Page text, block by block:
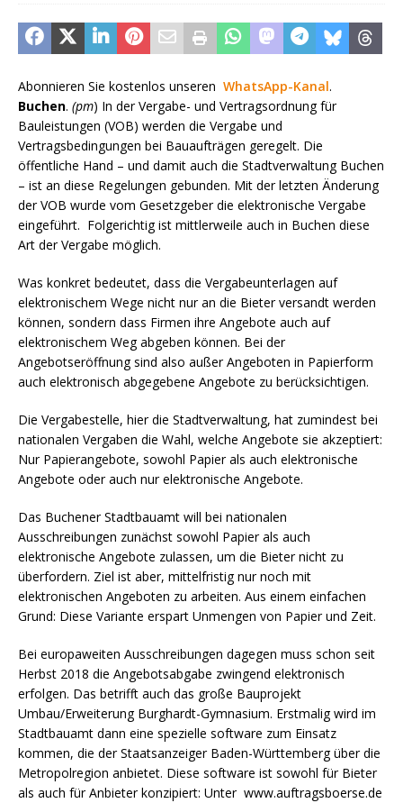
Abonnieren Sie kostenlos unseren WhatsApp-Kanal.
Buchen. (pm) In der Vergabe- und Vertragsordnung für
Bauleistungen (VOB) werden die Vergabe und
Vertragsbedingungen bei Bauaufträgen geregelt. Die
öffentliche Hand – und damit auch die Stadtverwaltung Buchen
– ist an diese Regelungen gebunden. Mit der letzten Änderung
der VOB wurde vom Gesetzgeber die elektronische Vergabe
eingeführt. Folgerichtig ist mittlerweile auch in Buchen diese
Art der Vergabe möglich.
Was konkret bedeutet, dass die Vergabeunterlagen auf
elektronischem Wege nicht nur an die Bieter versandt werden
können, sondern dass Firmen ihre Angebote auch auf
elektronischem Weg abgeben können. Bei der
Angebotseröffnung sind also außer Angeboten in Papierform
auch elektronisch abgegebene Angebote zu berücksichtigen.
Die Vergabestelle, hier die Stadtverwaltung, hat zumindest bei
nationalen Vergaben die Wahl, welche Angebote sie akzeptiert:
Nur Papierangebote, sowohl Papier als auch elektronische
Angebote oder auch nur elektronische Angebote.
Das Buchener Stadtbauamt will bei nationalen
Ausschreibungen zunächst sowohl Papier als auch
elektronische Angebote zulassen, um die Bieter nicht zu
überfordern. Ziel ist aber, mittelfristig nur noch mit
elektronischen Angeboten zu arbeiten. Aus einem einfachen
Grund: Diese Variante erspart Unmengen von Papier und Zeit.
Bei europaweiten Ausschreibungen dagegen muss schon seit
Herbst 2018 die Angebotsabgabe zwingend elektronisch
erfolgen. Das betrifft auch das große Bauprojekt
Umbau/Erweiterung Burghardt-Gymnasium. Erstmalig wird im
Stadtbauamt dann eine spezielle software zum Einsatz
kommen, die der Staatsanzeiger Baden-Württemberg über die
Metropolregion anbietet. Diese software ist sowohl für Bieter
als auch für Anbieter konzipiert: Unter www.auftragsboerse.de